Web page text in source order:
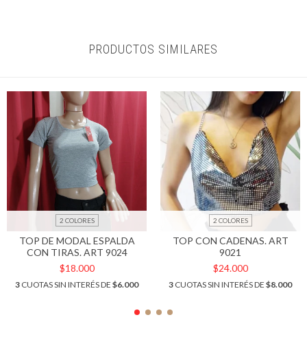
PRODUCTOS SIMILARES
2 COLORES
TOP DE MODAL ESPALDA
CON TIRAS. ART 9024
$18.000
3 CUOTAS SIN INTERÉS DE $6.000
2 COLORES
TOP CON CADENAS. ART
9021
$24.000
3 CUOTAS SIN INTERÉS DE $8.000